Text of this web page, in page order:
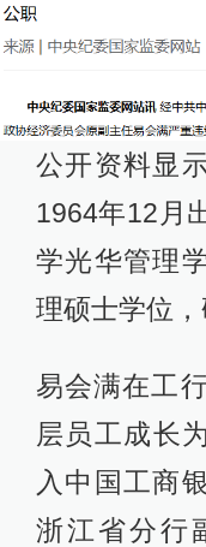
公开资料显
1964年12月
学光华管理
理硕士学位，
易会满在工
层员工成长
入中国工商
浙江省分行